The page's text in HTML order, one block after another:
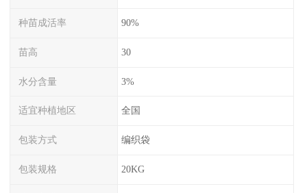
种苗成活率 90%
苗高 30
水分含量 3%
适宜种植地区 全国
包装方式 编织袋
包装规格 20KG